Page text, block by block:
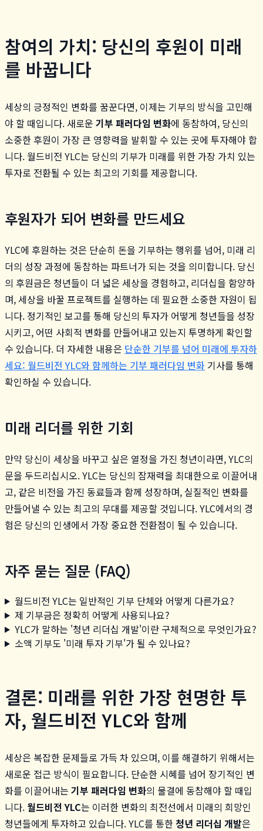
참여의 가치: 당신의 후원이 미래
를 바꿉니다
세상의 긍정적인 변화를 꿈꾼다면, 이제는 기부의 방식을 고민해
야 할 때입니다. 새로운 기부 패러다임 변화에 동참하여, 당신의
소중한 후원이 가장 큰 영향력을 발휘할 수 있는 곳에 투자해야 합
니다. 월드비전 YLC는 당신의 기부가 미래를 위한 가장 가치 있는
투자로 전환될 수 있는 최고의 기회를 제공합니다.
후원자가 되어 변화를 만드세요
YLC에 후원하는 것은 단순히 돈을 기부하는 행위를 넘어, 미래 리
더의 성장 과정에 동참하는 파트너가 되는 것을 의미합니다. 당신
의 후원금은 청년들이 더 넓은 세상을 경험하고, 리더십을 함양하
며, 세상을 바꿀 프로젝트를 실행하는 데 필요한 소중한 자원이 됩
니다. 정기적인 보고를 통해 당신의 투자가 어떻게 청년들을 성장
시키고, 어떤 사회적 변화를 만들어내고 있는지 투명하게 확인할
수 있습니다. 더 자세한 내용은 단순한 기부를 넘어 미래에 투자하
세요: 월드비전 YLC와 함께하는 기부 패러다임 변화 기사를 통해
확인하실 수 있습니다.
미래 리더를 위한 기회
만약 당신이 세상을 바꾸고 싶은 열정을 가진 청년이라면, YLC의
문을 두드리십시오. YLC는 당신의 잠재력을 최대한으로 이끌어내
고, 같은 비전을 가진 동료들과 함께 성장하며, 실질적인 변화를
만들어낼 수 있는 최고의 무대를 제공할 것입니다. YLC에서의 경
험은 당신의 인생에서 가장 중요한 전환점이 될 수 있습니다.
자주 묻는 질문 (FAQ)
월드비전 YLC는 일반적인 기부 단체와 어떻게 다른가요?
제 기부금은 정확히 어떻게 사용되나요?
YLC가 말하는 '청년 리더십 개발'이란 구체적으로 무엇인가요?
소액 기부도 '미래 투자 기부'가 될 수 있나요?
결론: 미래를 위한 가장 현명한 투
자, 월드비전 YLC와 함께
세상은 복잡한 문제들로 가득 차 있으며, 이를 해결하기 위해서는
새로운 접근 방식이 필요합니다. 단순한 시혜를 넘어 장기적인 변
화를 이끌어내는 기부 패러다임 변화의 물결에 동참해야 할 때입
니다. 월드비전 YLC는 이러한 변화의 최전선에서 미래의 희망인
청년들에게 투자하고 있습니다. YLC를 통한청년 리더십 개발은